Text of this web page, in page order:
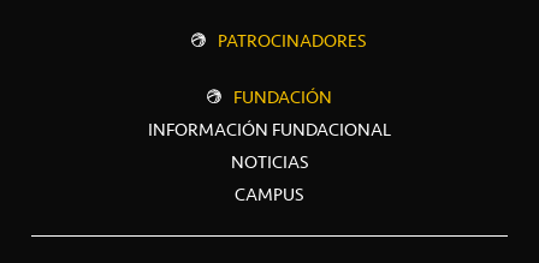
PATROCINADORES
FUNDACIÓN
INFORMACIÓN FUNDACIONAL
NOTICIAS
CAMPUS